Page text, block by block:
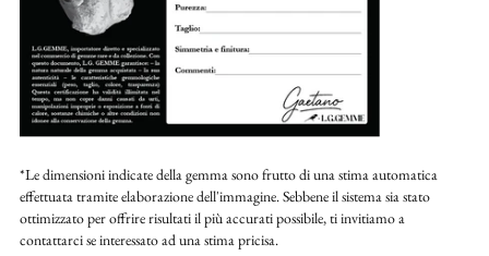
*Le dimensioni indicate della gemma sono frutto di una stima automatica
effettuata tramite elaborazione dell'immagine. Sebbene il sistema sia stato
ottimizzato per offrire risultati il più accurati possibile, ti invitiamo a
contattarci se interessato ad una stima pricisa.